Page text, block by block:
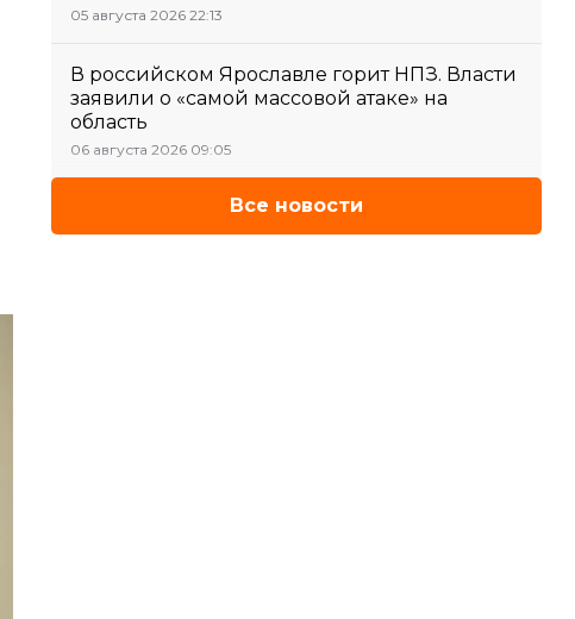
05 августа 2026 22:13
В российском Ярославле горит НПЗ. Власти
заявили о «самой массовой атаке» на
область
06 августа 2026 09:05
Все новости